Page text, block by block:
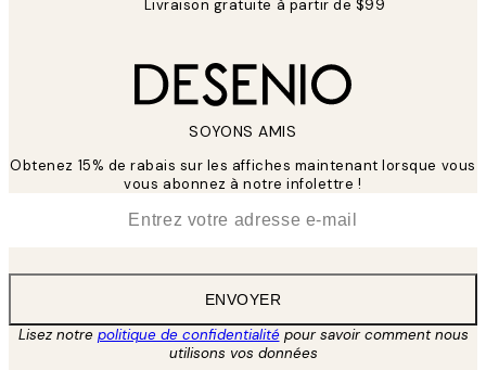
Livraison gratuite à partir de $99
SOYONS AMIS
Obtenez 15% de rabais sur les affiches maintenant lorsque vous
vous abonnez à notre infolettre !
ENVOYER
Lisez notre politique de confidentialitépour savoir comment nous
utilisons vos données